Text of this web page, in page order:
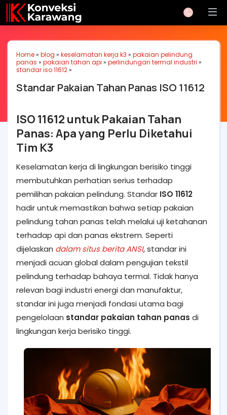
Home» blog » keselamatan kerja k3 » pakaian pelindung
panas » pakaian tahan api » perlindungan termal industri »
standar iso 11612»
Standar Pakaian Tahan Panas ISO 11612
ISO 11612 untuk Pakaian Tahan
Panas: Apa yang Perlu Diketahui
Tim K3
Keselamatan kerja di lingkungan berisiko tinggi
membutuhkan perhatian serius terhadap
pemilihan pakaian pelindung. Standar ISO 11612
hadir untuk memastikan bahwa setiap pakaian
pelindung tahan panas telah melalui uji ketahanan
terhadap api dan panas ekstrem. Seperti
dijelaskan dalam situs berita ANSI, standar ini
menjadi acuan global dalam pengujian tekstil
pelindung terhadap bahaya termal. Tidak hanya
relevan bagi industri energi dan manufaktur,
standar ini juga menjadi fondasi utama bagi
pengelolaan standar pakaian tahan panas di
lingkungan kerja berisiko tinggi.